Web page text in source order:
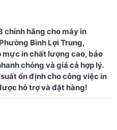
chính hãng cho máy in
Bình Lợi Trung,
mực in chất lượng cao, bảo
chóng và giá cả hợp lý.
ổn định cho công việc in